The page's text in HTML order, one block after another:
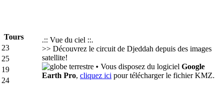
Tours
23
25
19
24
.:: Vue du ciel ::.
>> Découvrez le circuit de Djeddah depuis des images
satellite!
• Vous disposez du logiciel Google
Earth Pro, cliquez ici pour télécharger le fichier KMZ.